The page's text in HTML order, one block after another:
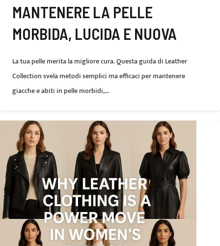
MANTENERE LA PELLE
MORBIDA, LUCIDA E NUOVA
La tua pelle merita la migliore cura. Questa guida di Leather
Collection svela metodi semplici ma efficaci per mantenere
giacche e abiti in pelle morbidi,...